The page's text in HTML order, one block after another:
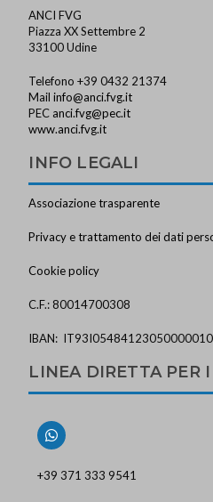
ANCI FVG
Piazza XX Settembre 2
33100 Udine
Telefono +39 0432 21374
Mailinfo@anci.fvg.it
PEC anci.fvg@pec.it
www.anci.fvg.it
INFO LEGALI
Associazione trasparente
Privacy e trattamento dei dati
Cookie policy
C.F.: 80014700308
IBAN:
LINEA DIRETTA PER
+39 371 333 9541